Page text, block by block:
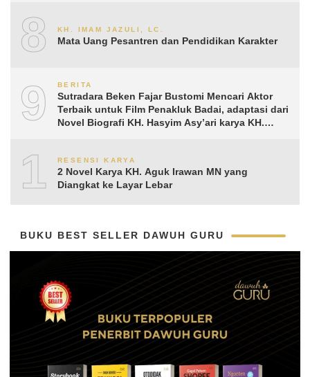
8 KH. IMAM JAZULI, LC.
Mata Uang Pesantren dan Pendidikan Karakter
9 BERITA
Sutradara Beken Fajar Bustomi Mencari Aktor
Terbaik untuk Film Penakluk Badai, adaptasi dari
Novel Biografi KH. Hasyim Asy’ari karya KH.
10RESENSI KARYA
2 Novel Karya KH. Aguk Irawan MN yang
Diangkat ke Layar Lebar
BUKU BEST SELLER DAWUH GURU